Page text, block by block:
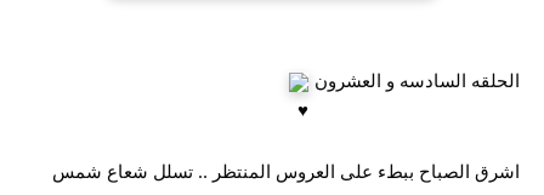
الحلقه السادسه و العشرون
اشرق الصباح ببطء على العروس المنتظر .. تسلل شعاع شمس